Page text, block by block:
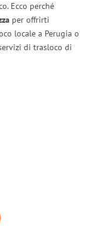
Ecco perché
per offrirti
locale a Perugia o
di trasloco di